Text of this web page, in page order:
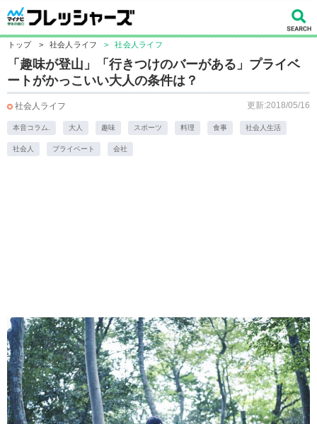
トップ > 社会人ライフ > 社会人ライフ
「趣味が登山」「行きつけのバーがある」プライベ
ートがかっこいい大人の条件は？
社会人ライフ 更新:2018/05/16
本音コラム. 大人 趣味 スポーツ 料理 食事 社会人生活
社会人 プライベート 会社